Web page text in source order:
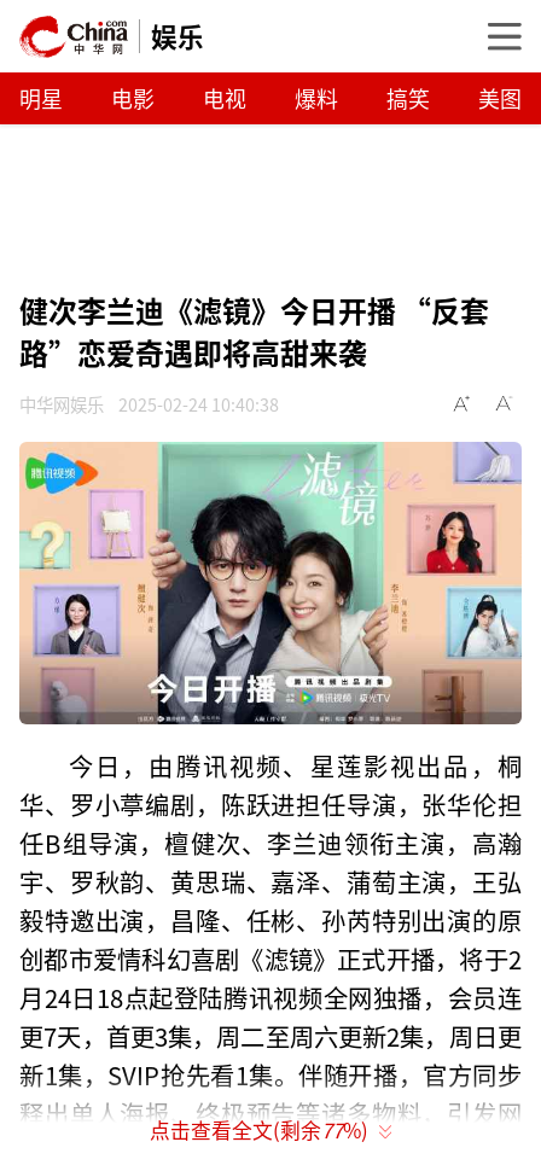
娱乐
明星 电影 电视 爆料 搞笑 美图
健次李兰迪《滤镜》今日开播 “反套
路”恋爱奇遇即将高甜来袭
中华网娱乐 2025-02-24 10:40:38
今日，由腾讯视频、星莲影视出品，桐
华、罗小葶编剧，陈跃进担任导演，张华伦担
任B组导演，檀健次、李兰迪领衔主演，高瀚
宇、罗秋韵、黄思瑞、嘉泽、蒲萄主演，王弘
毅特邀出演，昌隆、任彬、孙芮特别出演的原
创都市爱情科幻喜剧《滤镜》正式开播，将于2
月24日18点起登陆腾讯视频全网独播，会员连
更7天，首更3集，周二至周六更新2集，周日更
新1集，SVIP抢先看1集。伴随开播，官方同步
释出单人海报、终极预告等诸多物料，引发网
友广泛关注。
点击查看全文(剩余77%)